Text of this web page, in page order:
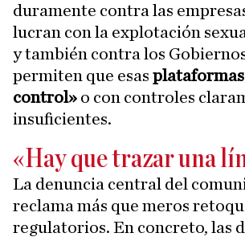
duramente contra las
lucran con la explotación
y también contra los
permiten que esas
control» o con controles
insuficientes.
«Hay que trazar una
La denuncia central del
reclama más que meros
regulatorios. En concreto, las